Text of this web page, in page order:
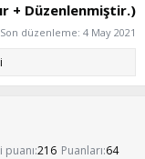
+ Düzenlenmiştir.)
Son düzenleme: 4 May 2021
puanı 216 Puanları 64